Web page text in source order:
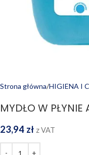
Strona główna HIGIENA I
MYDŁO W
23,94 zł z VAT